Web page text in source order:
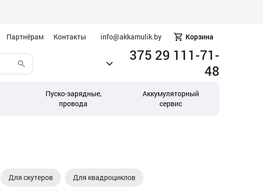
Партнёрам Контакты info@akkamulik.by Корзина
375 29 111-71-
48
Пуско-зарядные,
провода
Аккумуляторный
сервис
Для скутеров Для квадроциклов